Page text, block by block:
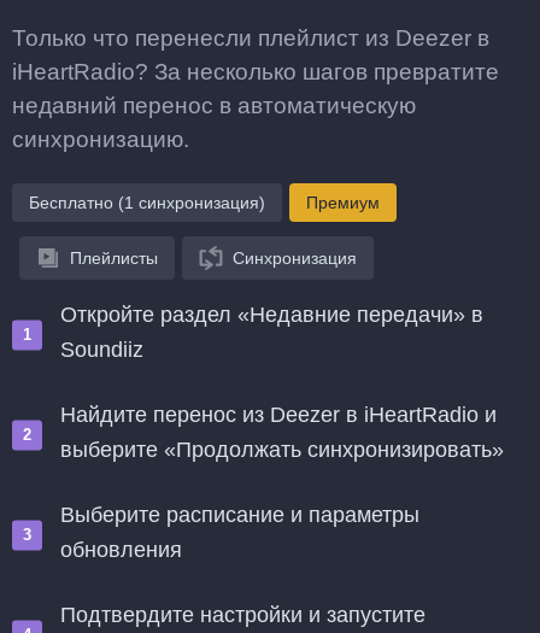
Только что перенесли плейлист из Deezer в
iHeartRadio? За несколько шагов превратите
недавний перенос в автоматическую
синхронизацию.
Бесплатно (1 синхронизация) Премиум
Плейлисты Синхронизация
Откройте раздел «Недавние передачи» в
Soundiiz
Найдите перенос из Deezer в iHeartRadio и
выберите «Продолжать синхронизировать»
Выберите расписание и параметры
обновления
Подтвердите настройки и запустите